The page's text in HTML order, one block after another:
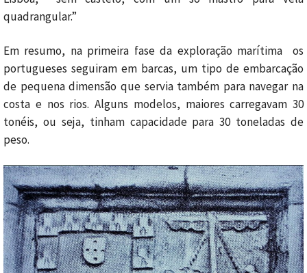
quadrangular.”
Em resumo, na primeira fase da exploração marítima os
portugueses seguiram em barcas, um tipo de embarcação
de pequena dimensão que servia também para navegar na
costa e nos rios. Alguns modelos, maiores carregavam 30
tonéis, ou seja, tinham capacidade para 30 toneladas de
peso.